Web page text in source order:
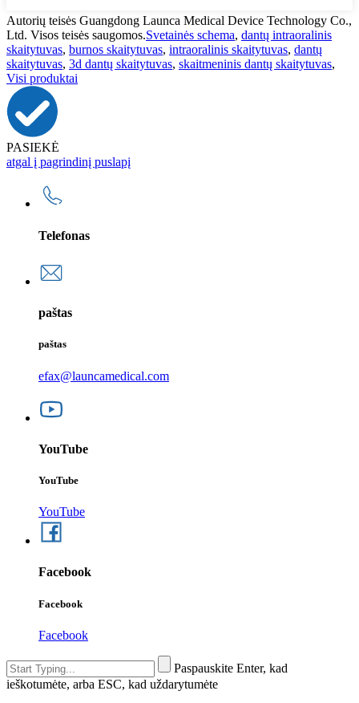
Autorių teisės Guangdong Launca Medical Device Technology Co.,
Ltd. Visos teisės saugomos.Svetainės schema, dantų intraoralinis
skaitytuvas, burnos skaitytuvas, intraoralinis skaitytuvas, dantų
skaitytuvas, 3d dantų skaitytuvas, skaitmeninis dantų skaitytuvas,
Visi produktai
PASIEKĖ
atgal į pagrindinį puslapį
Telefonas
paštas
paštas
efax@launcamedical.com
YouTube
YouTube
YouTube
Facebook
Facebook
Facebook
Paspauskite Enter, kad
ieškotumėte, arba ESC, kad uždarytumėte